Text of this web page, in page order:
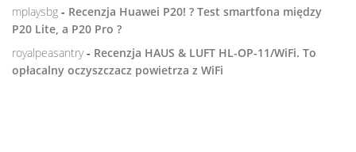
mplaysbg - Recenzja Huawei P20! ? Test smartfona między
P20 Lite, a P20 Pro ?
royalpeasantry- Recenzja HAUS & LUFT HL-OP-11/WiFi. To
opłacalny oczyszczacz powietrza z WiFi